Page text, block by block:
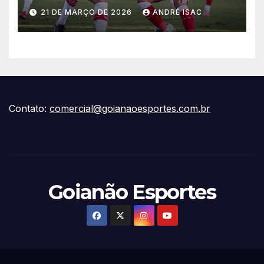
vitória escapar na estreia da
Série B
21 DE MARÇO DE 2026 ANDRÉ ISAC
Contato: comercial@goianaoesportes.com.br
Goianão Esportes